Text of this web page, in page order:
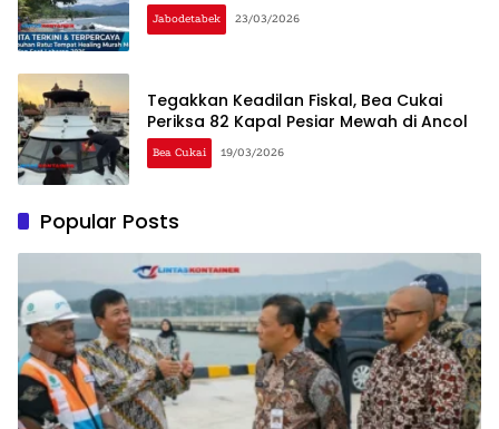
Jabodetabek 23/03/2026
Tegakkan Keadilan Fiskal, Bea Cukai
Periksa 82 Kapal Pesiar Mewah di Ancol
Bea Cukai 19/03/2026
Popular Posts